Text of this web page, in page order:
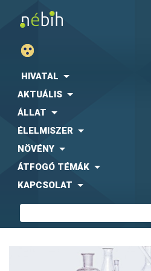
HIVATAL
AKTUÁLIS
ÁLLAT
ÉLELMISZER
NÖVÉNY
ÁTFOGÓ TÉMÁK
KAPCSOLAT